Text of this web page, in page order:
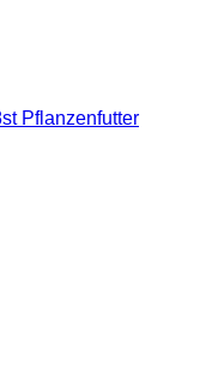
Pflanzenfutter